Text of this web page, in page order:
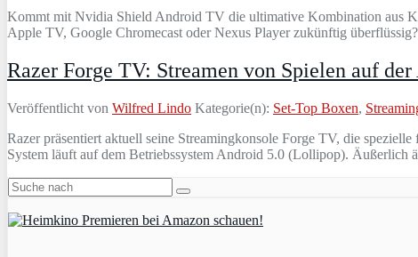
Kommt mit Nvidia Shield Android TV die ultimative Kombination aus
Apple TV, Google Chromecast oder Nexus Player zukünftig
Razer Forge TV: Streamen von Spielen auf
Veröffentlicht von Wilfred Lindo Kategorie(n): Set-Top Boxen,
Razer präsentiert aktuell seine Streamingkonsole Forge TV, die
System läuft auf dem Betriebssystem Android 5.0 (Lollipop).